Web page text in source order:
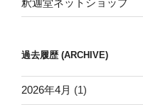
過去履歴 (ARCHIVE)
2026年4月 (1)